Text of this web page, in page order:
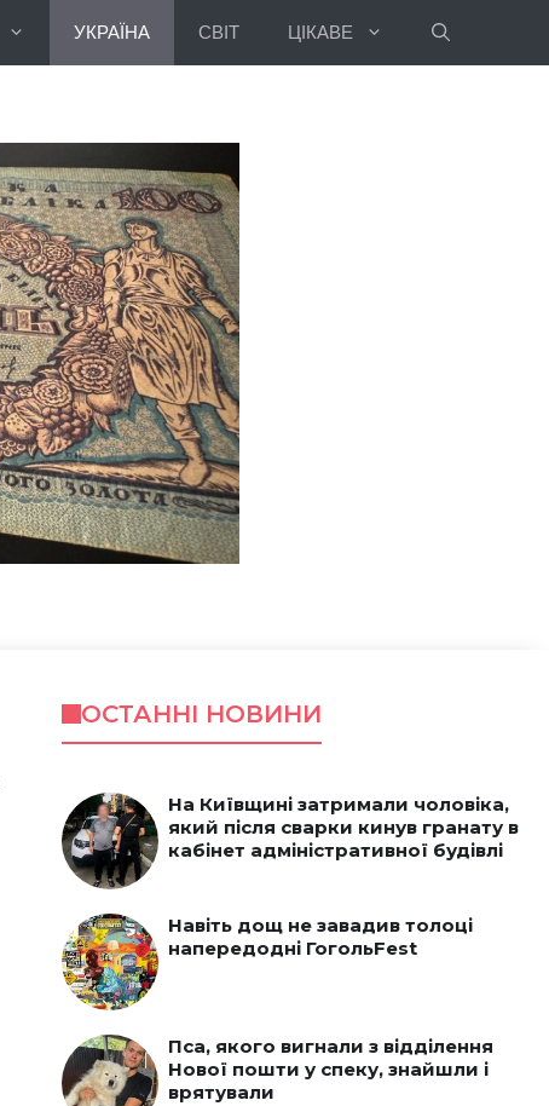
УКРАЇНА СВІТ ЦІКАВЕ
ОСТАННІ НОВИНИ
На Київщині затримали чоловіка,
який після сварки кинув гранату в
кабінет адміністративної будівлі
Навіть дощ не завадив толоці
напередодні ГогольFest
Пса, якого вигнали з відділення
Нової пошти у спеку, знайшли і
врятували